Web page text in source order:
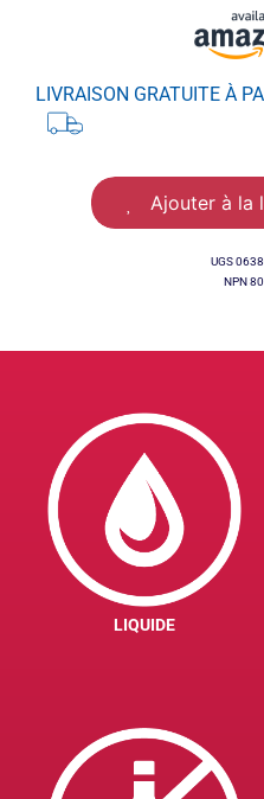
LIVRAISON GRATUITE À
Ajouter à la
UGS
NPN
LIQUIDE